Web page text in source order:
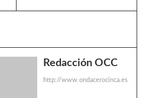
Redacción OCC
http://www.ondacerocinca.es